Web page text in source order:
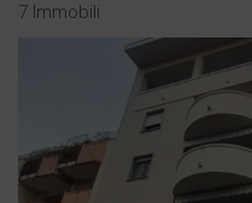
7 Immobili